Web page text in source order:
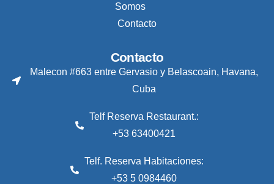
Somos
Contacto
Contacto
Malecon #663 entre Gervasio y Belascoain, Havana,
Cuba
Telf Reserva Restaurant.:
+53 63400421
Telf. Reserva Habitaciones:
+53 5 0984460